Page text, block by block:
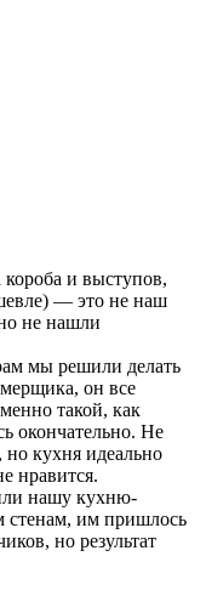
короба и выступов,
— это не наш
не нашли
мы решили делать
он все
такой, как
окончательно. Не
кухня идеально
нравится.
нашу кухню-
стенам, им пришлось
но результат